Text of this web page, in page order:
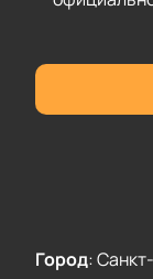
Не
множество
Город: